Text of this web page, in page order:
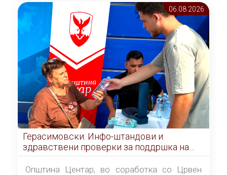
06.08 2026
Герасимовски: Инфо-штандови и
здравствени проверки за поддршка на
граѓаните во услови на топлотен бран
Општина Центар, во соработка со Црвен